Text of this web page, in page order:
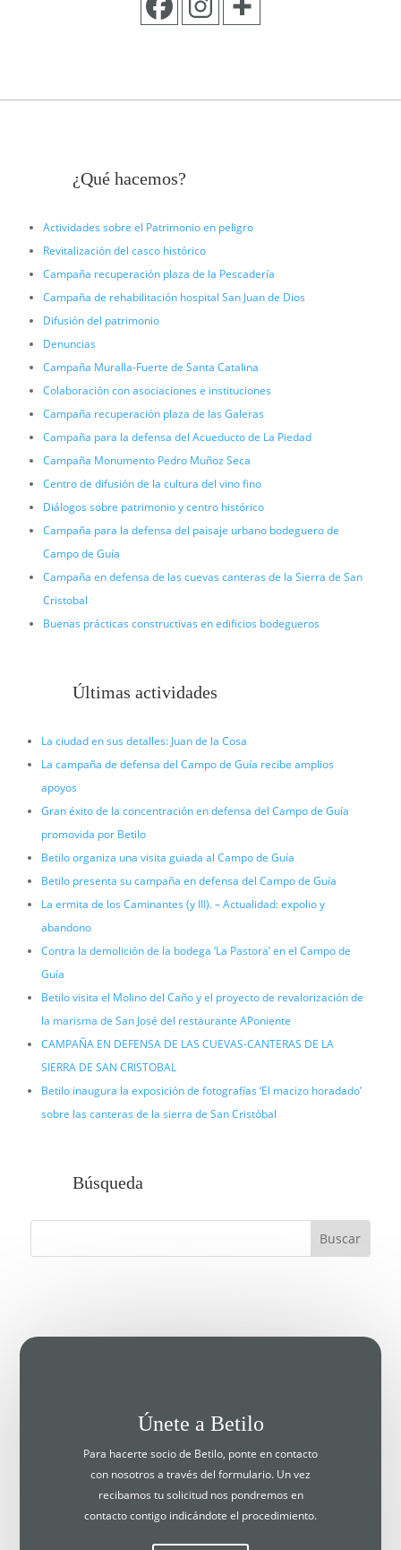
¿Qué hacemos?
Actividades sobre el Patrimonio en peligro
Revitalización del casco histórico
Campaña recuperación plaza de la Pescadería
Campaña de rehabilitación hospital San Juan de Dios
Difusión del patrimonio
Denuncias
Campaña Muralla-Fuerte de Santa Catalina
Colaboración con asociaciones e instituciones
Campaña recuperación plaza de las Galeras
Campaña para la defensa del Acueducto de La Piedad
Campaña Monumento Pedro Muñoz Seca
Centro de difusión de la cultura del vino fino
Diálogos sobre patrimonio y centro histórico
Campaña para la defensa del paisaje urbano bodeguero de
Campo de Guía
Campaña en defensa de las cuevas canteras de la Sierra de San
Cristobal
Buenas prácticas constructivas en edificios bodegueros
Últimas actividades
La ciudad en sus detalles: Juan de la Cosa
La campaña de defensa del Campo de Guía recibe amplios
apoyos
Gran éxito de la concentración en defensa del Campo de Guía
promovida por Betilo
Betilo organiza una visita guiada al Campo de Guía
Betilo presenta su campaña en defensa del Campo de Guía
La ermita de los Caminantes (y III). – Actualidad: expolio y
abandono
Contra la demolición de la bodega ‘La Pastora’ en el Campo de
Guía
Betilo visita el Molino del Caño y el proyecto de revalorización de
la marisma de San José del restaurante APoniente
CAMPAÑA EN DEFENSA DE LAS CUEVAS-CANTERAS DE LA
SIERRA DE SAN CRISTOBAL
Betilo inaugura la exposición de fotografías ‘El macizo horadado’
sobre las canteras de la sierra de San Cristóbal
Búsqueda
Únete a Betilo
Para hacerte socio de Betilo, ponte en contacto
con nosotros a través del formulario. Un vez
recibamos tu solicitud nos pondremos en
contacto contigo indicándote el procedimiento.